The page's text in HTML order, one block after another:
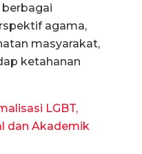
agama,
masyarakat,
ketahanan
LGBT,
dan Akademik